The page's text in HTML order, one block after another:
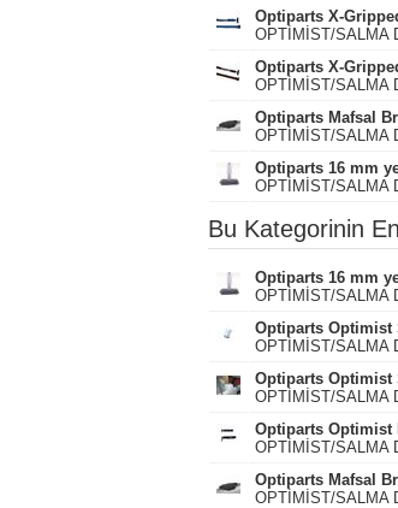
Optiparts X-
OPTİMİST/SALMA
Optiparts X-
OPTİMİST/SALMA
Optiparts Mafsal
OPTİMİST/SALMA
Optiparts 16 mm
OPTİMİST/SALMA
Bu Kategorinin
Optiparts 16 mm
OPTİMİST/SALMA
Optiparts Optimist
OPTİMİST/SALMA
Optiparts Optimist
OPTİMİST/SALMA
Optiparts Optimist
OPTİMİST/SALMA
Optiparts Mafsal
OPTİMİST/SALMA